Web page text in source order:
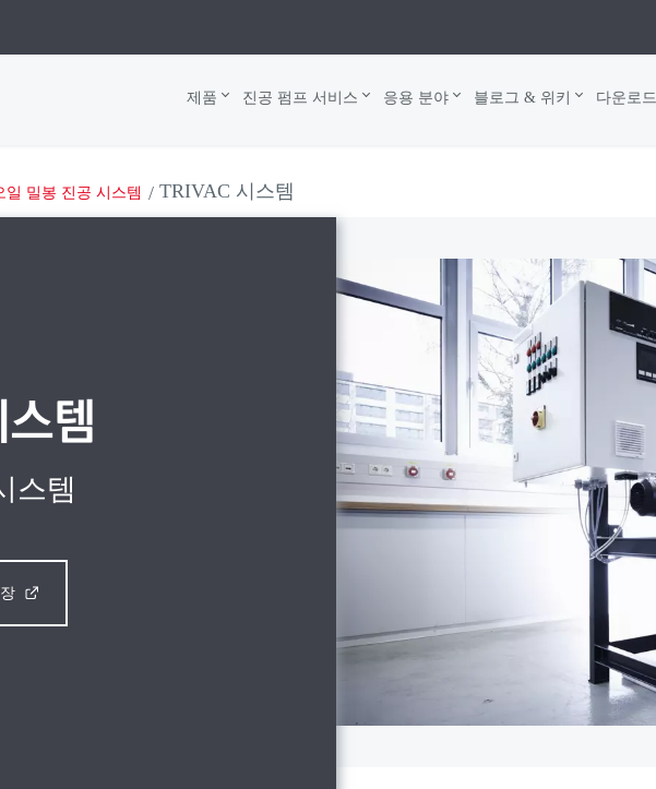
제품 진공 펌프 서비스 응용 분야 블로그 & 위키 다운로드
일 밀봉 진공 시스템 TRIVAC 시스템
템
스템